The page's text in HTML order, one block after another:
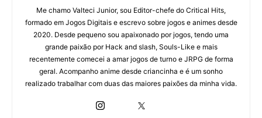
Me chamo Valteci Junior, sou Editor-chefe do Critical Hits,
formado em Jogos Digitais e escrevo sobre jogos e animes desde
2020. Desde pequeno sou apaixonado por jogos, tendo uma
grande paixão por Hack and slash, Souls-Like e mais
recentemente comecei a amar jogos de turno e JRPG de forma
geral. Acompanho anime desde criancinha e é um sonho
realizado trabalhar com duas das maiores paixões da minha vida.